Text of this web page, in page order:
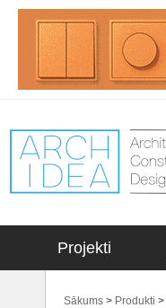
Projekti
Sākums > Produkti >